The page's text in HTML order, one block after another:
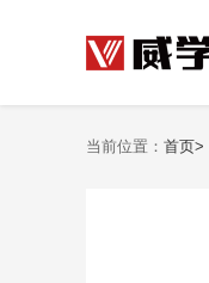
当前位置： 首页>